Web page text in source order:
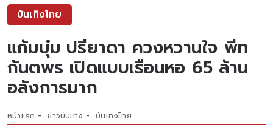
บันเทิงไทย
แก้มบุ๋ม ปรียาดา ควงหวานใจ พีท
กันตพร เปิดแบบเรือนหอ 65 ล้าน
อลังการมาก
หน้าแรก ข่าวบันเทิง บันเทิงไทย